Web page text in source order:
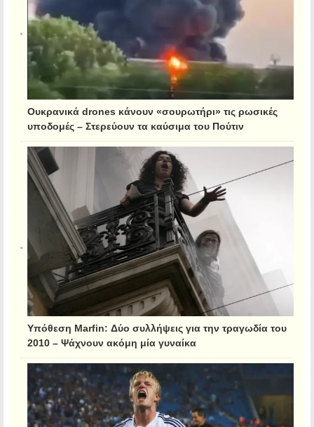
Ουκρανικά drones κάνουν «σουρωτήρι» τις ρωσικές
υποδομές – Στερεύουν τα καύσιμα του Πούτιν
Υπόθεση Marfin: Δύο συλλήψεις για την τραγωδία του
2010 – Ψάχνουν ακόμη μία γυναίκα